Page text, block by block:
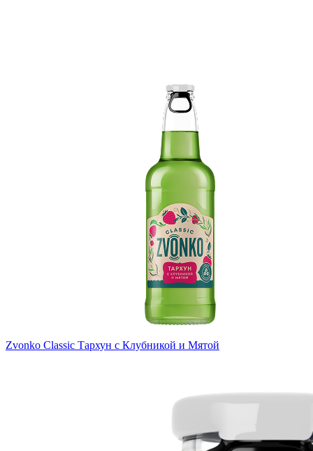
Zvonko Classic Тархун с Клубникой и Мятой